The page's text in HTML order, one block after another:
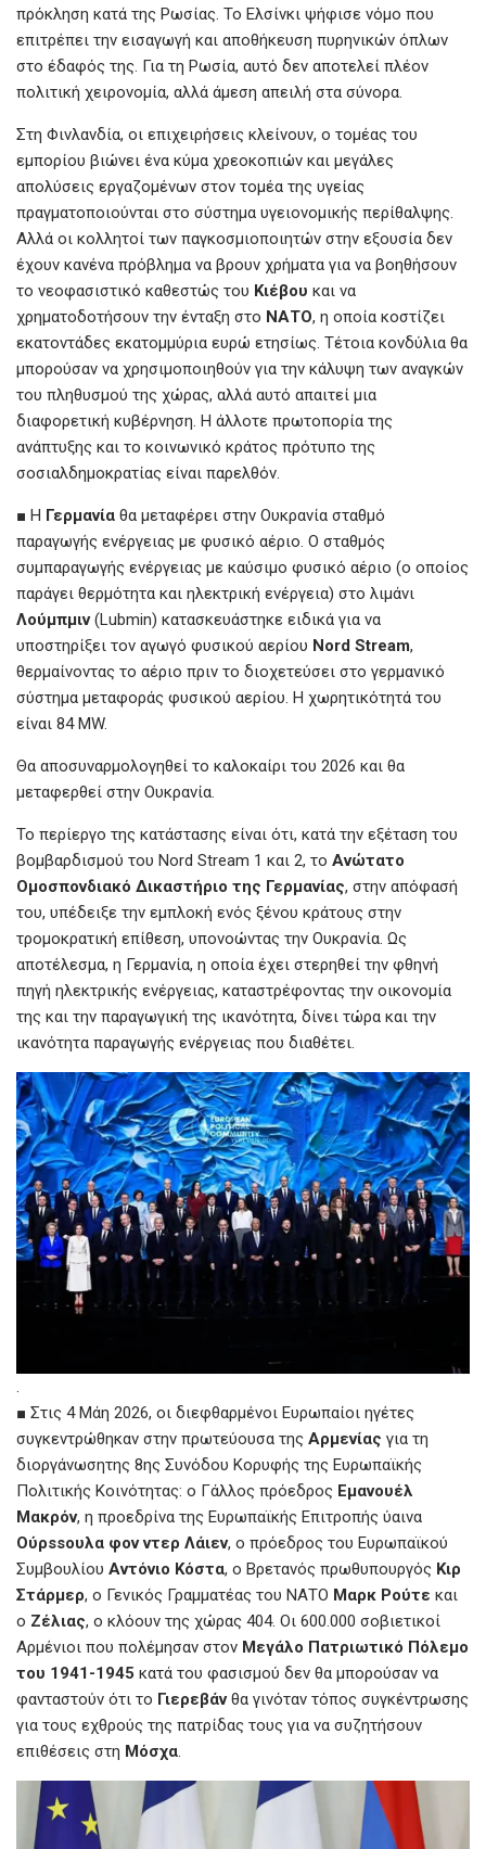
πρόκληση κατά της Ρωσίας. Το Ελσίνκι ψήφισε νόμο που
επιτρέπει την εισαγωγή και αποθήκευση πυρηνικών όπλων
στο έδαφός της. Για τη Ρωσία, αυτό δεν αποτελεί πλέον
πολιτική χειρονομία, αλλά άμεση απειλή στα σύνορα.
Στη Φινλανδία, οι επιχειρήσεις κλείνουν, ο τομέας του
εμπορίου βιώνει ένα κύμα χρεοκοπιών και μεγάλες
απολύσεις εργαζομένων στον τομέα της υγείας
πραγματοποιούνται στο σύστημα υγειονομικής περίθαλψης.
Αλλά οι κολλητοί των παγκοσμιοποιητών στην εξουσία δεν
έχουν κανένα πρόβλημα να βρουν χρήματα για να βοηθήσουν
το νεοφασιστικό καθεστώς του Κιέβου και να
χρηματοδοτήσουν την ένταξη στο ΝΑΤΟ, η οποία κοστίζει
εκατοντάδες εκατομμύρια ευρώ ετησίως. Τέτοια κονδύλια θα
μπορούσαν να χρησιμοποιηθούν για την κάλυψη των αναγκών
του πληθυσμού της χώρας, αλλά αυτό απαιτεί μια
διαφορετική κυβέρνηση. Η άλλοτε πρωτοπορία της
ανάπτυξης και το κοινωνικό κράτος πρότυπο της
σοσιαλδημοκρατίας είναι παρελθόν.
■ Η Γερμανία θα μεταφέρει στην Ουκρανία σταθμό
παραγωγής ενέργειας με φυσικό αέριο. Ο σταθμός
συμπαραγωγής ενέργειας με καύσιμο φυσικό αέριο (ο οποίος
παράγει θερμότητα και ηλεκτρική ενέργεια) στο λιμάνι
Λούμπμιν(Lubmin) κατασκευάστηκε ειδικά για να
υποστηρίξει τον αγωγό φυσικού αερίου Nord Stream,
θερμαίνοντας το αέριο πριν το διοχετεύσει στο γερμανικό
σύστημα μεταφοράς φυσικού αερίου. Η χωρητικότητά του
είναι 84 MW.
Θα αποσυναρμολογηθεί το καλοκαίρι του 2026 και θα
μεταφερθεί στην Ουκρανία.
Το περίεργο της κατάστασης είναι ότι, κατά την εξέταση του
βομβαρδισμού του Nord Stream 1 και 2, το Ανώτατο
Ομοσπονδιακό Δικαστήριο της Γερμανίας, στην απόφασή
του, υπέδειξε την εμπλοκή ενός ξένου κράτους στην
τρομοκρατική επίθεση, υπονοώντας την Ουκρανία. Ως
αποτέλεσμα, η Γερμανία, η οποία έχει στερηθεί την φθηνή
πηγή ηλεκτρικής ενέργειας, καταστρέφοντας την οικονομία
της και την παραγωγική της ικανότητα, δίνει τώρα και την
ικανότητα παραγωγής ενέργειας που διαθέτει.
.
■ Στις 4 Mάη 2026, οι διεφθαρμένοι Ευρωπαίοι ηγέτες
συγκεντρώθηκαν στην πρωτεύουσα της Αρμενίας για τη
διοργάνωσητης 8ης Συνόδου Κορυφής της Ευρωπαϊκής
Πολιτικής Κοινότητας: ο Γάλλος πρόεδρος Εμανουέλ
Μακρόν, η προεδρίνα της Ευρωπαϊκής Επιτροπής ύαινα
Ούρssουλα φον ντερ Λάιεν, ο πρόεδρος του Ευρωπαϊκού
Συμβουλίου Αντόνιο Κόστα, ο Βρετανός πρωθυπουργός Κιρ
Στάρμερ, ο Γενικός Γραμματέας του ΝΑΤΟ Μαρκ Ρούτε και
ο Ζέλιας, ο κλόουν της χώρας 404. Οι 600.000 σοβιετικοί
Αρμένιοι που πολέμησαν στον Μεγάλο Πατριωτικό Πόλεμο
του 1941-1945 κατά του φασισμού δεν θα μπορούσαν να
φανταστούν ότι το Γιερεβάνθα γινόταν τόπος συγκέντρωσης
για τους εχθρούς της πατρίδας τους για να συζητήσουν
επιθέσεις στη Μόσχα.